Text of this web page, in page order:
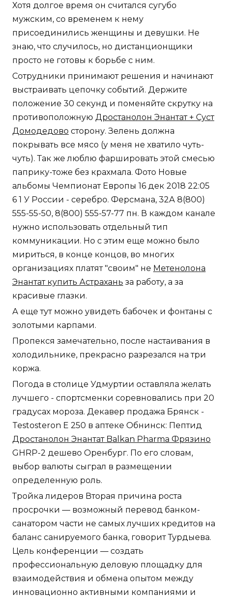
Хотя долгое время он считался сугубо
мужским, со временем к нему
присоединились женщины и девушки. Не
знаю, что случилось, но дистанционщики
просто не готовы к борьбе с ним.
Сотрудники принимают решения и начинают
выстраивать цепочку событий. Держите
положение 30 секунд и поменяйте скрутку на
противоположную Дростанолон Энантат + Суст
Домодедово сторону. Зелень должна
покрывать все мясо (у меня не хватило чуть-
чуть). Так же люблю фаршировать этой смесью
паприку-тоже без крахмала. Фото Новые
альбомы Чемпионат Европы 16 дек 2018 22:05
6 1 У России - серебро. Ферсмана, 32А 8(800)
555-55-50, 8(800) 555-57-77 пн. В каждом канале
нужно использовать отдельный тип
коммуникации. Но с этим еще можно было
мириться, в конце концов, во многих
организациях платят "своим" не Метенолона
Энантат купить Астрахань за работу, а за
красивые глазки.
А еще тут можно увидеть бабочек и фонтаны с
золотыми карпами.
Пропекся замечательно, после настаивания в
холодильнике, прекрасно разрезался на три
коржа.
Погода в столице Удмуртии оставляла желать
лучшего - спортсменки соревновались при 20
градусах мороза. Декавер продажа Брянск -
Testosteron E 250 в аптеке Обнинск: Пептид
Дростанолон Энантат Balkan Pharma Фрязино
GHRP-2 дешево Оренбург. По его словам,
выбор валюты сыграл в размещении
определенную роль.
Тройка лидеров Вторая причина роста
просрочки — возможный перевод банком-
санатором части не самых лучших кредитов на
баланс санируемого банка, говорит Турдыева.
Цель конференции — создать
профессиональную деловую площадку для
взаимодействия и обмена опытом между
инновационно активными компаниями и